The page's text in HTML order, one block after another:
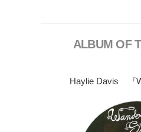
ALBUM OF
Haylie Davis 『